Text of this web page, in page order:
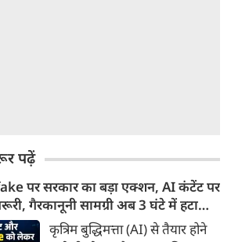
पढ़ें
पर सरकार का बड़ा एक्शन, AI कंटेंट पर
गैरकानूनी सामग्री अब 3 घंटे में हटानी
नियम जान लें वरना पछताएंगे
कृत्रिम बुद्धिमत्ता (AI) से तैयार होने